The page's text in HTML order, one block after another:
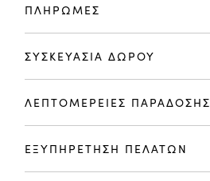
ΠΛΗΡΩΜΕΣ
ΣΥΣΚΕΥΑΣΙΑ ΔΩΡΟΥ
ΛΕΠΤΟΜΕΡΕΙΕΣ ΠΑΡΑΔΟΣΗΣ
ΕΞΥΠΗΡΕΤΗΣΗ ΠΕΛΑΤΩΝ